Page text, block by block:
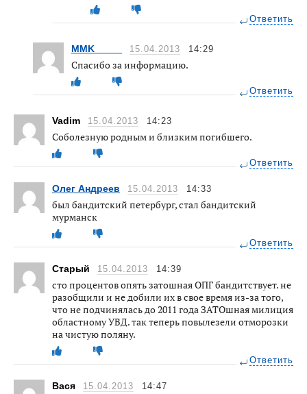
Ответить
MMK_____ 15.04.2013 14:29
Спасибо за информацию.
Ответить
Vadim 15.04.2013 14:23
Соболезную родным и близким погибшего.
Ответить
Олег Андреев 15.04.2013 14:33
был бандитский петербург, стал бандитский
мурманск
Ответить
Старый 15.04.2013 14:39
сто процентов опять затошная ОПГ бандитствует. не
разобщили и не добили их в свое время из-за того,
что не подчинялась до 2011 года ЗАТОшная милиция
областному УВД. так теперь повылезели отморозки
на чистую поляну.
Ответить
Вася 15.04.2013 14:47